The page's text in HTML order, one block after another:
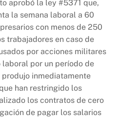
aprobó la ley #5371 que,
la semana laboral a 60
con menos de 250
trabajadores en caso de
por acciones militares
laboral por un período de
produjo inmediatamente
han restringido los
los contratos de cero
de pagar los salarios